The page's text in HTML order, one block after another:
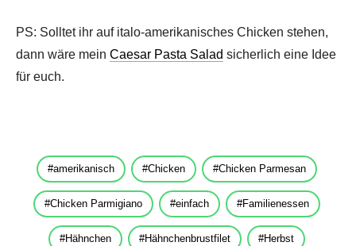
PS: Solltet ihr auf italo-amerikanisches Chicken stehen,
dann wäre mein Caesar Pasta Salad sicherlich eine Idee
für euch.
amerikanisch Chicken Chicken Parmesan
Chicken Parmigiano einfach Familienessen
Hähnchen Hähnchenbrustfilet Herbst